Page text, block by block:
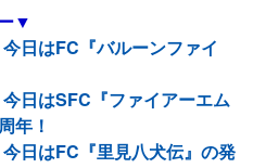
▼
日はFC『バルーンファイ
日はSFC『ファイアーエム
年！
日はFC『里見八犬伝』の発